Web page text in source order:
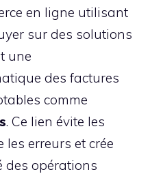
en ligne utilisant
sur des solutions
une
des factures
comme
. Ce lien évite les
erreurs et crée
des opérations